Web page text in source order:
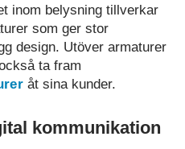
inom belysning tillverkar
som ger stor
design. Utöver armaturer
ta fram
åt sina kunder.
kommunikation